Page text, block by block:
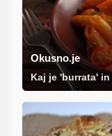
Okusno.je
Kaj je 'burrata'